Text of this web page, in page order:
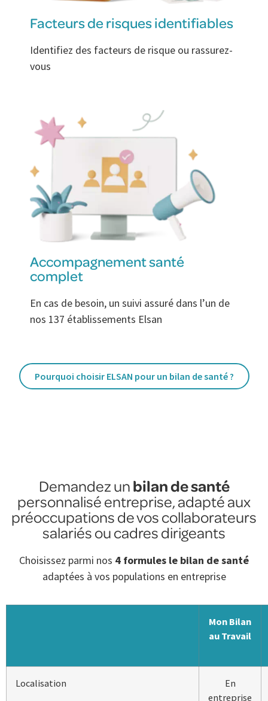
Facteurs de risques identifiables
Identifiez des facteurs de risque ou rassurez-
vous
Accompagnement santé
complet
En cas de besoin, un suivi assuré dans l’un de
nos 137 établissements Elsan
Pourquoi choisir ELSAN pour un bilan de santé ?
Demandez unbilan de santé
personnalisé entreprise, adapté aux
préoccupations de vos collaborateurs
salariés ou cadres dirigeants
Choisissez parmi nos 4 formules le bilan de santé
adaptées à vos populations en entreprise
Mon Bilan
au Travail
Localisation
En
entreprise